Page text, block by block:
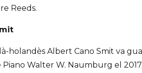
Reeds.
holandès Albert Cano Smit va
Walter W. Naumburg el